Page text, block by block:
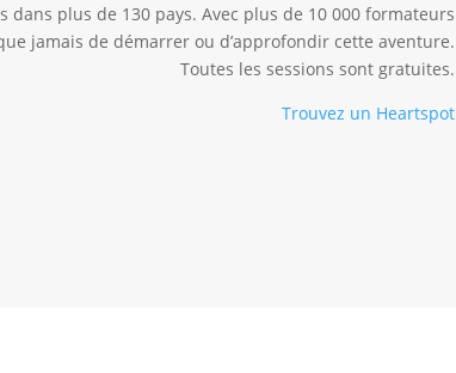
dans plus de 130 pays. Avec plus de 10 000 formateurs
jamais de démarrer ou d’approfondir cette aventure.
Toutes les sessions sont gratuites.
Trouvez un Heartspot